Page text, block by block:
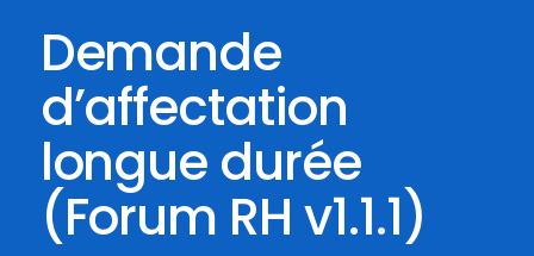
Demande
d’affectation
longue durée
(Forum RH v1.1.1)